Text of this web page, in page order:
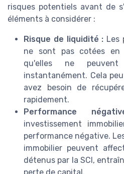
risques potentiels avant de
éléments à considérer :
Risque de liquidité : Les
ne sont pas cotées en
qu'elles ne
instantanément. Cela
avez besoin de
rapidement.
Performance
investissement
performance négative.
immobilier peuvent
détenus par la SCI,